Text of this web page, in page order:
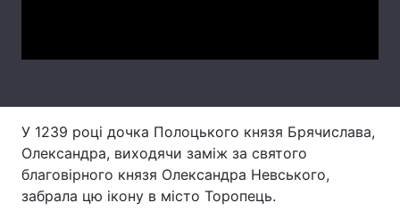
У 1239 році дочка Полоцького князя Брячислава,
Олександра, виходячи заміж за святого
благовірного князя Олександра Невського,
забрала цю ікону в місто Торопець.